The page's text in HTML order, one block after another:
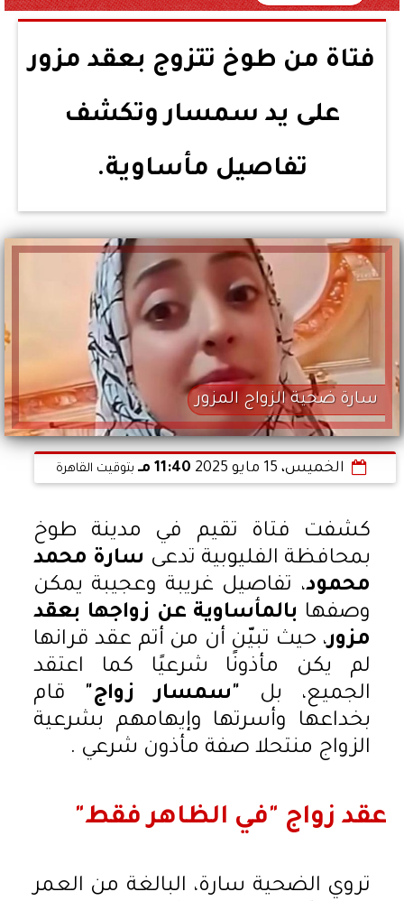
فتاة من طوخ تتزوج بعقد مزور
على يد سمسار وتكشف
تفاصيل مأساوية.
سارة ضحية الزواج المزور
الخميس، 15 مايو 2025 11:40 مـ بتوقيت القاهرة
كشفت فتاة تقيم في مدينة طوخ
بمحافظة الفليوبية تدعى سارة محمد
محمود، تفاصيل غريبة وعجيبة يمكن
وصفها بالمأساوية عن زواجها بعقد
مزور، حيث تبيّن أن من أتم عقد قرانها
لم يكن مأذونًا شرعيًا كما اعتقد
الجميع، بل
"سمسار زواج" قام
بخداعها وأسرتها وإيهامهم بشرعية
الزواج منتحلا صفة مأذون شرعي .
عقد زواج "في الظاهر فقط"
تروي الضحية سارة، البالغة من العمر